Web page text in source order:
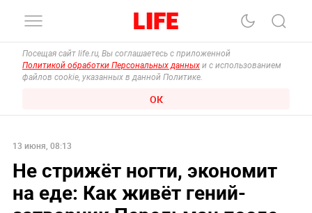
Посещая сайт life.ru, Вы соглашаетесь с приложенной
Политикой обработки Персональных данных и с использованием
файлов cookie, указанных в данной Политике.
ОК
13 июня, 08:13
Не стрижёт ногти, экономит
на еде: Как живёт гений-